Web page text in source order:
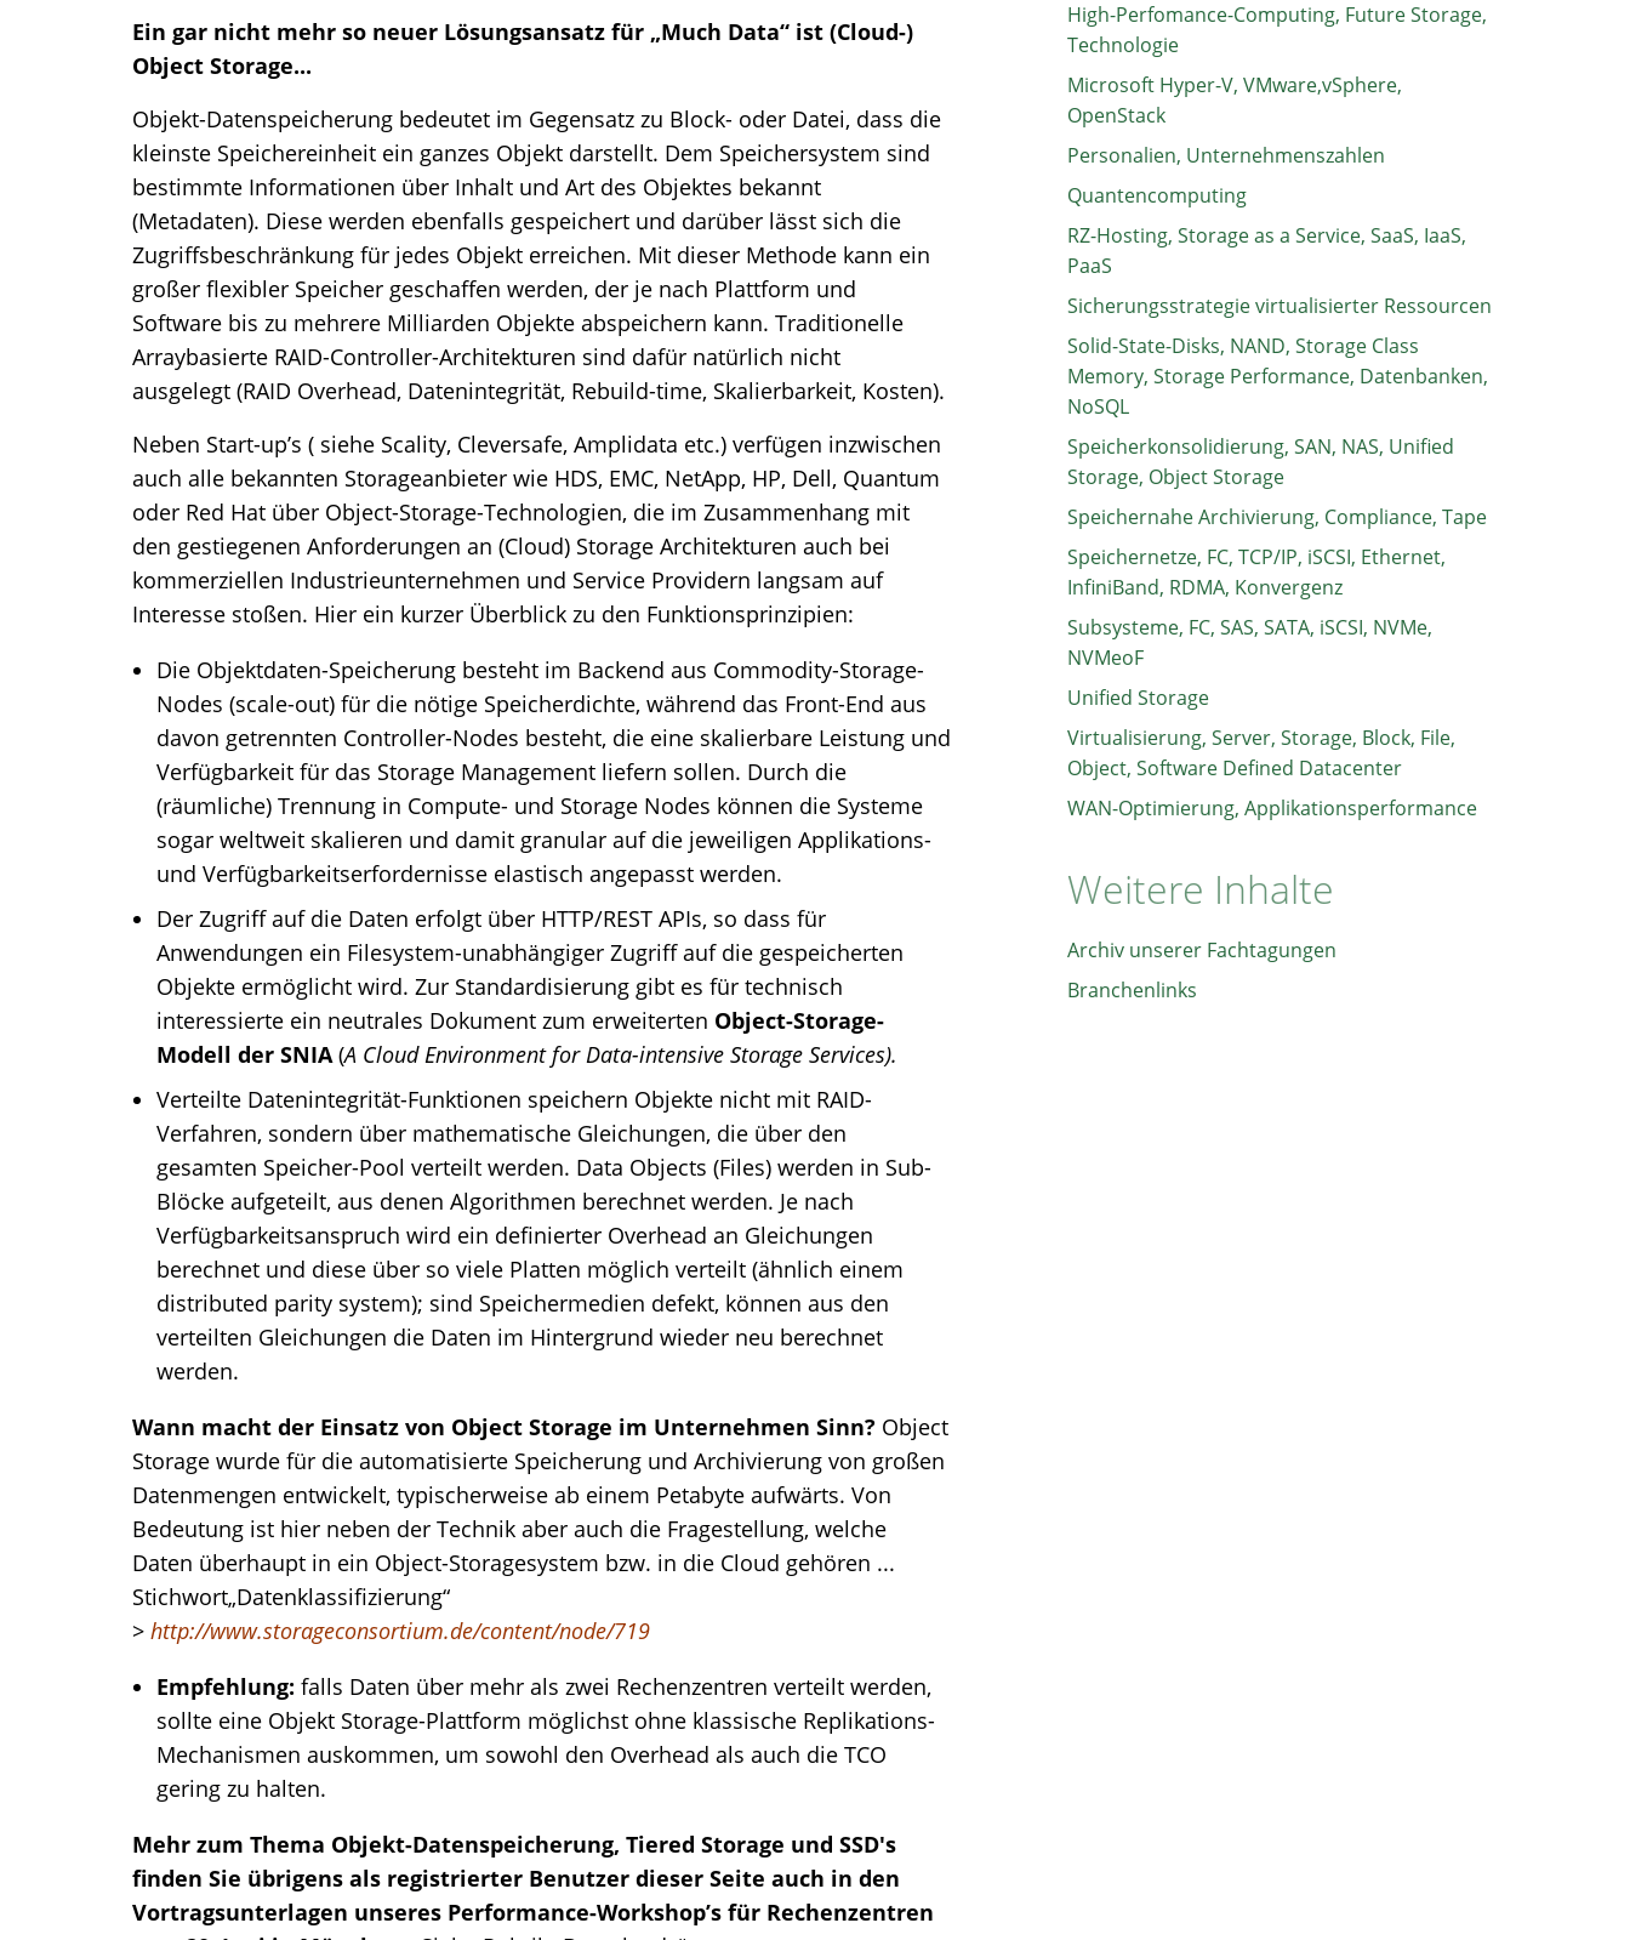
Ein gar nicht mehr so neuer Lösungsansatz für „Much Data“ ist (Cloud-)
Object Storage...
Objekt-Datenspeicherung bedeutet im Gegensatz zu Block- oder Datei, dass die
kleinste Speichereinheit ein ganzes Objekt darstellt. Dem Speichersystem sind
bestimmte Informationen über Inhalt und Art des Objektes bekannt
(Metadaten). Diese werden ebenfalls gespeichert und darüber lässt sich die
Zugriffsbeschränkung für jedes Objekt erreichen. Mit dieser Methode kann ein
großer flexibler Speicher geschaffen werden, der je nach Plattform und
Software bis zu mehrere Milliarden Objekte abspeichern kann. Traditionelle
Arraybasierte RAID-Controller-Architekturen sind dafür natürlich nicht
ausgelegt (RAID Overhead, Datenintegrität, Rebuild-time, Skalierbarkeit, Kosten).
Neben Start-up’s ( siehe Scality, Cleversafe, Amplidata etc.) verfügen inzwischen
auch alle bekannten Storageanbieter wie HDS, EMC, NetApp, HP, Dell, Quantum
oder Red Hat über Object-Storage-Technologien, die im Zusammenhang mit
den gestiegenen Anforderungen an (Cloud) Storage Architekturen auch bei
kommerziellen Industrieunternehmen und Service Providern langsam auf
Interesse stoßen. Hier ein kurzer Überblick zu den Funktionsprinzipien:
Die Objektdaten-Speicherung besteht im Backend aus Commodity-Storage-
Nodes (scale-out) für die nötige Speicherdichte, während das Front-End aus
davon getrennten Controller-Nodes besteht, die eine skalierbare Leistung und
Verfügbarkeit für das Storage Management liefern sollen. Durch die
(räumliche) Trennung in Compute- und Storage Nodes können die Systeme
sogar weltweit skalieren und damit granular auf die jeweiligen Applikations-
und Verfügbarkeitserfordernisse elastisch angepasst werden.
Der Zugriff auf die Daten erfolgt über HTTP/REST APIs, so dass für
Anwendungen ein Filesystem-unabhängiger Zugriff auf die gespeicherten
Objekte ermöglicht wird. Zur Standardisierung gibt es für technisch
interessierte ein neutrales Dokument zum erweiterten Object-Storage-
Modell der SNIA(A Cloud Environment for Data-intensive Storage Services).
Verteilte Datenintegrität-Funktionen speichern Objekte nicht mit RAID-
Verfahren, sondern über mathematische Gleichungen, die über den
gesamten Speicher-Pool verteilt werden. Data Objects (Files) werden in Sub-
Blöcke aufgeteilt, aus denen Algorithmen berechnet werden. Je nach
Verfügbarkeitsanspruch wird ein definierter Overhead an Gleichungen
berechnet und diese über so viele Platten möglich verteilt (ähnlich einem
distributed parity system); sind Speichermedien defekt, können aus den
verteilten Gleichungen die Daten im Hintergrund wieder neu berechnet
werden.
Wann macht der Einsatz von Object Storage im Unternehmen Sinn? Object
Storage wurde für die automatisierte Speicherung und Archivierung von großen
Datenmengen entwickelt, typischerweise ab einem Petabyte aufwärts. Von
Bedeutung ist hier neben der Technik aber auch die Fragestellung, welche
Daten überhaupt in ein Object-Storagesystem bzw. in die Cloud gehören ...
Stichwort„Datenklassifizierung“
> http://www.storageconsortium.de/content/node/719
Empfehlung: falls Daten über mehr als zwei Rechenzentren verteilt werden,
sollte eine Objekt Storage-Plattform möglichst ohne klassische Replikations-
Mechanismen auskommen, um sowohl den Overhead als auch die TCO
gering zu halten.
Mehr zum Thema Objekt-Datenspeicherung, Tiered Storage und SSD's
finden Sie übrigens als registrierter Benutzer dieser Seite auch in den
Vortragsunterlagen unseres Performance-Workshop’s für Rechenzentren
High-Perfomance-Computing, Future Storage,
Technologie
Microsoft Hyper-V, VMware,vSphere,
OpenStack
Personalien, Unternehmenszahlen
Quantencomputing
RZ-Hosting, Storage as a Service, SaaS, IaaS,
PaaS
Sicherungsstrategie virtualisierter Ressourcen
Solid-State-Disks, NAND, Storage Class
Memory, Storage Performance, Datenbanken,
NoSQL
Speicherkonsolidierung, SAN, NAS, Unified
Storage, Object Storage
Speichernahe Archivierung, Compliance, Tape
Speichernetze, FC, TCP/IP, iSCSI, Ethernet,
InfiniBand, RDMA, Konvergenz
Subsysteme, FC, SAS, SATA, iSCSI, NVMe,
NVMeoF
Unified Storage
Virtualisierung, Server, Storage, Block, File,
Object, Software Defined Datacenter
WAN-Optimierung, Applikationsperformance
Weitere Inhalte
Archiv unserer Fachtagungen
Branchenlinks